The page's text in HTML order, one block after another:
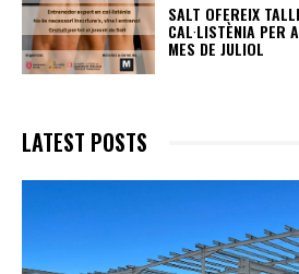
SALT OFEREIX
CAL·LISTÈNIA PER
MES DE JULIOL
LATEST POSTS